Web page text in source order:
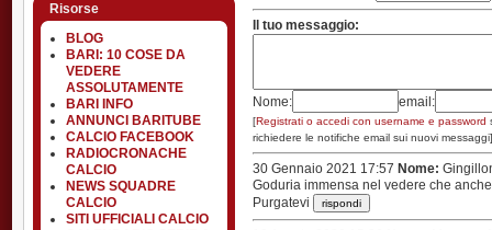
Risorse
BLOG
BARI: 10 COSE DA
VEDERE
ASSOLUTAMENTE
BARI INFO
ANNUNCI BARITUBE
CALCIO FACEBOOK
RADIOCRONACHE
CALCIO
NEWS SQUADRE
CALCIO
SITI UFFICIALI CALCIO
Il tuo messaggio:
Nome: email:
[Registrati o accedi con username e password
richiedere le notifiche email sui nuovi messaggi]
30 Gennaio 2021 17:57 Nome:
Goduria immensa nel vedere che
Purgatevi